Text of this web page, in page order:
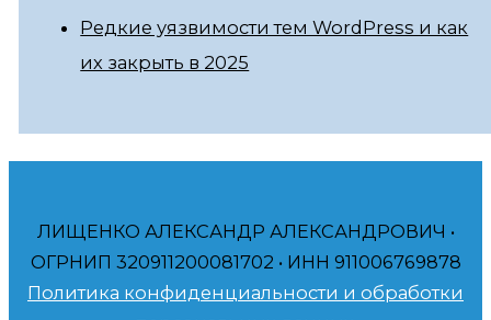
Редкие уязвимости тем WordPress и как
их закрыть в 2025
ЛИЩЕНКО АЛЕКСАНДР АЛЕКСАНДРОВИЧ •
ОГРНИП 320911200081702 • ИНН 911006769878
Политика конфиденциальности и обработки